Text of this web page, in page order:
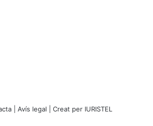
Avís legal | Creat per IURISTEL